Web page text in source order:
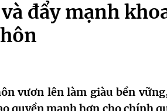
đẩy mạnh
vươn lên làm giàu bền